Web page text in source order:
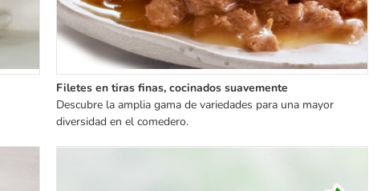
Filetes en tiras finas, cocinados suavemente
Descubre la amplia gama de variedades para una mayor
diversidad en el comedero.